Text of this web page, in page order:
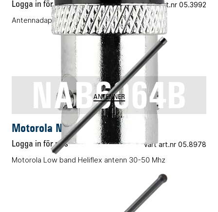
Logga in för pris Vårt art.nr 05.3992
Antennadapter GP300/340
NAB6064B
ANTENNER
Motorola NAB6064B
Logga in för pris Vårt art.nr 05.8978
Motorola Low band Heliflex antenn 30-50 Mhz